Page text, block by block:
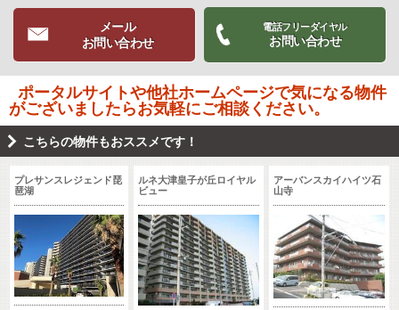
メール
お問い合わせ
電話フリーダイヤル
お問い合わせ
ポータルサイトや他社ホームページで気になる物件
がございましたらお気軽にご相談ください。
こちらの物件もおススメです！
プレサンスレジェンド琵
琶湖
ルネ大津皇子が丘ロイヤル
ビュー
アーバンスカイハイツ石
山寺